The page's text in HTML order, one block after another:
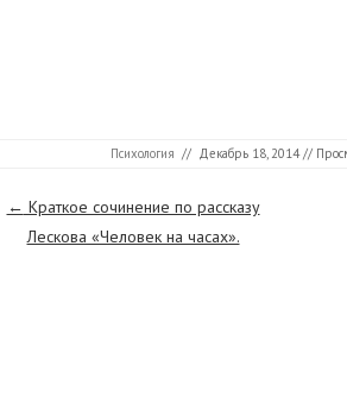
Психология // Декабрь 18, 2014//
Страницы
← Краткое сочинение по рассказу
Лескова «Человек на часах».